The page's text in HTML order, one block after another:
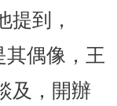
到，
偶像，王
及，開辦